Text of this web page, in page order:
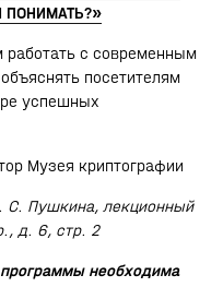
ПОНИМАТЬ?»
работать с современным
посетителям
успешных
Музея криптографии
С. Пушкина, лекционный
д. 6, стр. 2
необходима